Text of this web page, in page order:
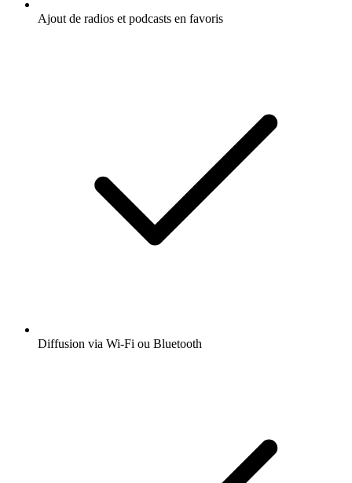
Ajout de radios et podcasts en favoris
Diffusion via Wi-Fi ou Bluetooth